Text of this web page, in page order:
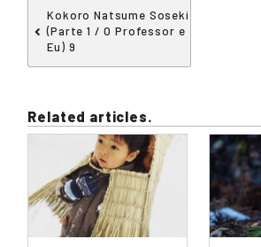
Kokoro Natsume Soseki
(Parte 1 / O Professor e
Eu) 9
Related articles.